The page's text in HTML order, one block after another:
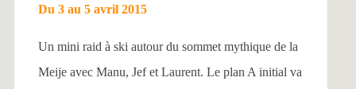
Du 3 au 5 avril 2015
Un mini raid à ski autour du sommet mythique de la
Meije avec Manu, Jef et Laurent. Le plan A initial va